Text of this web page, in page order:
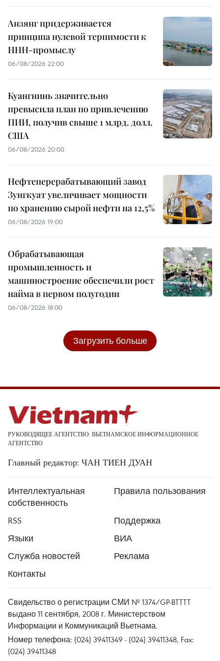
Анзянг придерживается
принципа нулевой терпимости к
ННН-промыслу
06/08/2026 22:00
Куангнинь значительно
превысила план по привлечению
ПИИ, получив свыше 1 млрд. долл.
США
06/08/2026 20:00
Нефтеперерабатывающий завод
Зунгкуат увеличивает мощности
по хранению сырой нефти на 12,5%
06/08/2026 19:00
Обрабатывающая
промышленность и
машиностроение обеспечили рост
найма в первом полугодии
06/08/2026 18:00
Загрузить больше
РУКОВОДЯЩЕЕ АГЕНТСТВО: ВЬЕТНАМСКОЕ ИНФОРМАЦИОННОЕ
АГЕНТСТВО
Главный редактор: ЧАН ТИЕН ДУАН
Интеллектуальная
собственность
Правила пользования
RSS
Поддержка
Языки
ВИА
Служба новостей
Реклама
Контакты
Свидельство о регистрации СМИ № 1374/GP-BTTTT
выдано 11 сентября, 2008 г. Министерством
Информации и Коммуникаций Вьетнама.
Номер телефона: (024) 39411349 - (024) 39411348, Fax:
(024) 39411348